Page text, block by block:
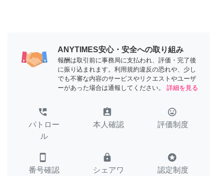
ANYTIMES安心・安全への取り組み
報酬は取引前に事務局に支払われ、評価・完了後
に振り込まれます。利用規約違反の恐れや、少し
でも不審な内容のサービスやリクエストやユーザ
ーがあった場合は通報してください。
詳細を見る
perm_phone_msg
パトロー
ル
assignment_ind
本人確認
tag_faces
評価制度
smartphone
番号確認
lock
シェアワ
stars
認定制度